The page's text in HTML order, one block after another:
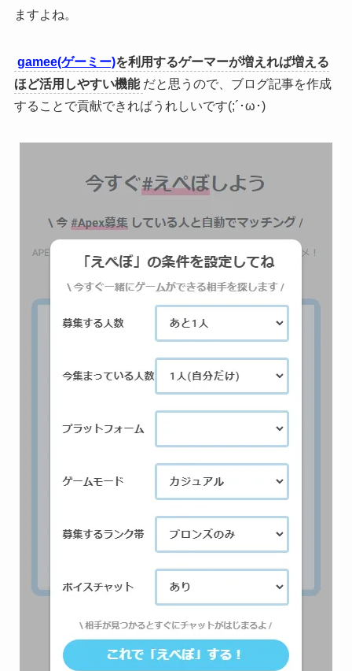
ますよね。
gamee(ゲーミー)を利用するゲーマーが増えれば増える
ほど活用しやすい機能 だと思うので、ブログ記事を作成
することで貢献できればうれしいです(;´･ω･)